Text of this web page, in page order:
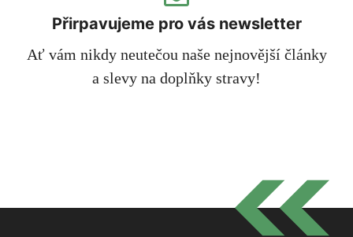
Přirpavujeme pro vás newsletter
Ať vám nikdy neutečou naše nejnovější články
a slevy na doplňky stravy!